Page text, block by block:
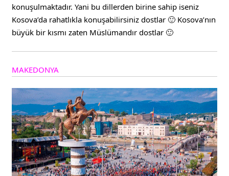
konuşulmaktadır. Yani bu dillerden birine sahip iseniz
Kosova’da rahatlıkla konuşabilirsiniz dostlar 🙂 Kosova’nın
büyük bir kısmı zaten Müslümandır dostlar 🙂
MAKEDONYA